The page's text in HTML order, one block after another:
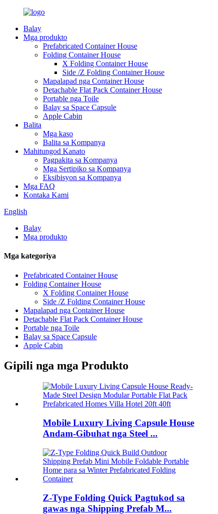
Balay
Mga produkto
Prefabricated Container House
Folding Container House
X Folding Container House
Side /Z Folding Container House
Mapalapad nga Container House
Detachable Flat Pack Container House
Portable nga Toile
Balay sa Space Capsule
Apple Cabin
Balita
Mga kaso
Balita sa Kompanya
Mahitungod Kanato
Pagpakita sa Kompanya
Mga Sertipiko sa Kompanya
Eksibisyon sa Kompanya
Mga FAQ
Kontaka Kami
English
Balay
Mga produkto
Mga kategoriya
Prefabricated Container House
Folding Container House
X Folding Container House
Side /Z Folding Container House
Mapalapad nga Container House
Detachable Flat Pack Container House
Portable nga Toile
Balay sa Space Capsule
Apple Cabin
Gipili nga mga Produkto
Mobile Luxury Living Capsule House
Andam-Gibuhat nga Steel ...
Z-Type Folding Quick Pagtukod sa
gawas nga Shipping Prefab M...